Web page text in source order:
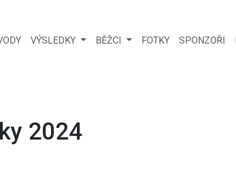
VÝSLEDKY BĚŽCI FOTKY SPONZOŘI
2024